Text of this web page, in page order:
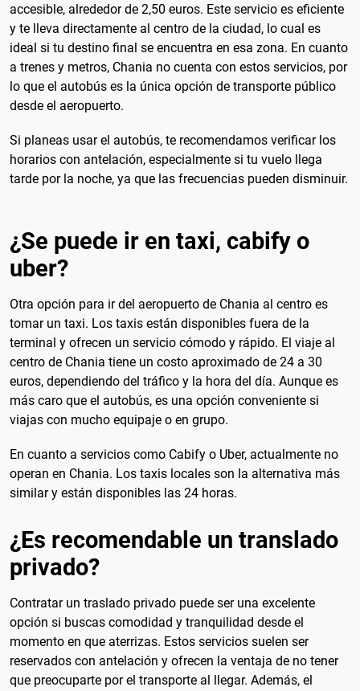
accesible, alrededor de 2,50 euros. Este servicio es eficiente
y te lleva directamente al centro de la ciudad, lo cual es
ideal si tu destino final se encuentra en esa zona. En cuanto
a trenes y metros, Chania no cuenta con estos servicios, por
lo que el autobús es la única opción de transporte público
desde el aeropuerto.
Si planeas usar el autobús, te recomendamos verificar los
horarios con antelación, especialmente si tu vuelo llega
tarde por la noche, ya que las frecuencias pueden disminuir.
¿Se puede ir en taxi, cabify o
uber?
Otra opción para ir del aeropuerto de Chania al centro es
tomar un taxi. Los taxis están disponibles fuera de la
terminal y ofrecen un servicio cómodo y rápido. El viaje al
centro de Chania tiene un costo aproximado de 24 a 30
euros, dependiendo del tráfico y la hora del día. Aunque es
más caro que el autobús, es una opción conveniente si
viajas con mucho equipaje o en grupo.
En cuanto a servicios como Cabify o Uber, actualmente no
operan en Chania. Los taxis locales son la alternativa más
similar y están disponibles las 24 horas.
¿Es recomendable un translado
privado?
Contratar un traslado privado puede ser una excelente
opción si buscas comodidad y tranquilidad desde el
momento en que aterrizas. Estos servicios suelen ser
reservados con antelación y ofrecen la ventaja de no tener
que preocuparte por el transporte al llegar. Además, el